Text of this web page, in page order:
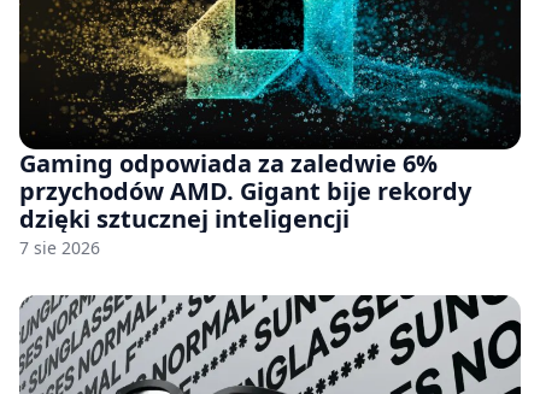
Gaming odpowiada za zaledwie 6%
przychodów AMD. Gigant bije rekordy
dzięki sztucznej inteligencji
7 sie 2026